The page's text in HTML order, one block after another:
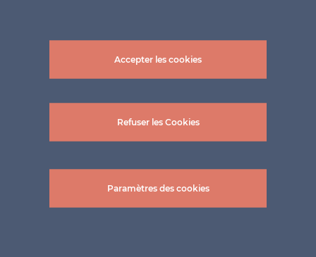
Accepter les cookies
Refuser les Cookies
Paramètres des cookies